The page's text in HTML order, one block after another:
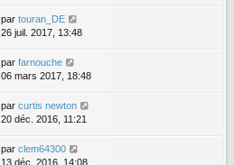
par touran_DE
26 juil. 2017, 13:48
par farnouche
06 mars 2017, 18:48
par curtis newton
20 déc. 2016, 11:21
par clem64300
13 déc. 2016, 14:08